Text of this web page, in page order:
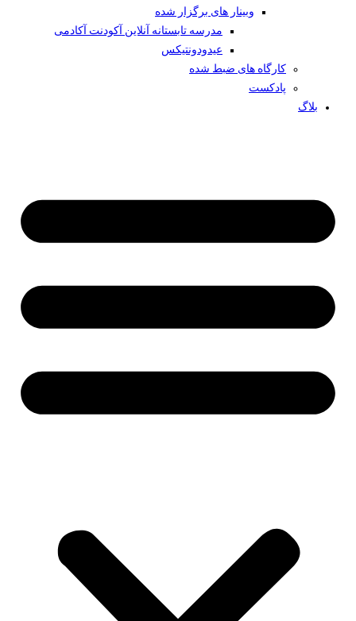
وبینار های برگزار شده
مدرسه تابستانه آنلاین آکودنت آکادمی
عیدودونتیکس
کارگاه های ضبط شده
پادکست
بلاگ